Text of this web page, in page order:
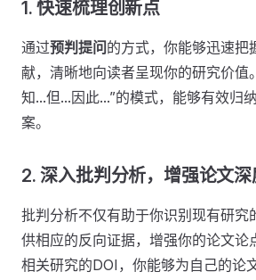
1. 快速梳理创新点
通过预判提问的方式，你能够迅速把
献，清晰地向读者呈现你的研究价值
知...但...因此...”的模式，能够有效归
案。
2. 深入批判分析，增强论文深
批判分析不仅有助于你识别现有研究
供相应的反向证据，增强你的论文论
相关研究的DOI，你能够为自己的论